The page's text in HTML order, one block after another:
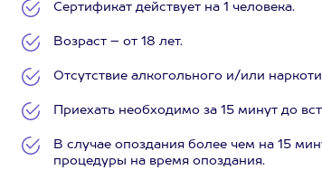
Сертификат действует на 1 человека.
Возраст – от 18 лет.
Отсутствие алкогольного и/или
Приехать необходимо за 15 минут до
В случае опоздания более чем на 15
процедуры на время опоздания.